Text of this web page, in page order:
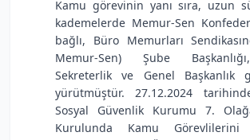
Kamu görevinin yanı sıra, uzun
kademelerde Memur-Sen
bağlı, Büro Memurları
Memur-Sen) Şube
Sekreterlik ve Genel Başkanlık
yürütmüştür. 27.12.2024
Sosyal Güvenlik Kurumu 7.
Kurulunda Kamu Görevlilerini